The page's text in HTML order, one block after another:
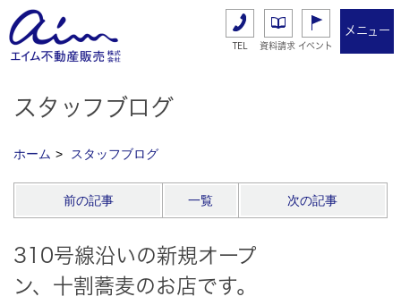
TEL 資料請求 イベント
メニュー
スタッフブログ
ホーム スタッフブログ
前の記事 一覧 次の記事
310号線沿いの新規オープ
ン、十割蕎麦のお店です。